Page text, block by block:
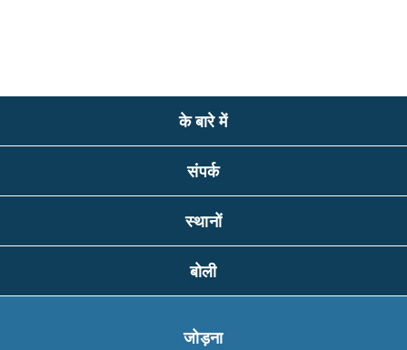
के बारे में
संपर्क
स्थानों
बोली
जोड़ना